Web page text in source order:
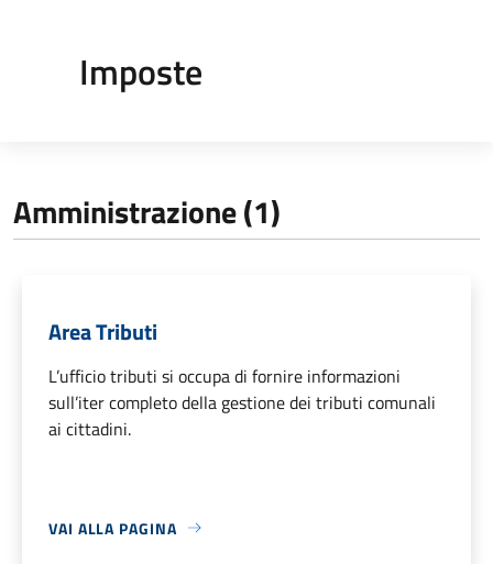
Imposte
Amministrazione (1)
Area Tributi
L’ufficio tributi si occupa di fornire informazioni
sull’iter completo della gestione dei tributi comunali
ai cittadini.
VAI ALLA PAGINA